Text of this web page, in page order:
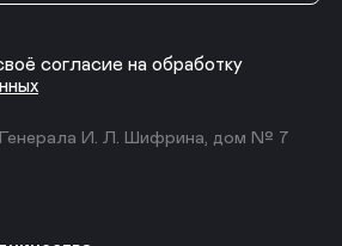
согласие на обработку
Генерала И. Л. Шифрина, дом № 7